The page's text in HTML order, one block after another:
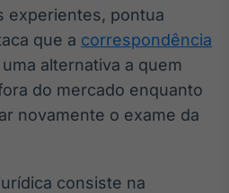
experientes, pontua
que a correspondência
alternativa a quem
do mercado enquanto
novamente o exame da
consiste na